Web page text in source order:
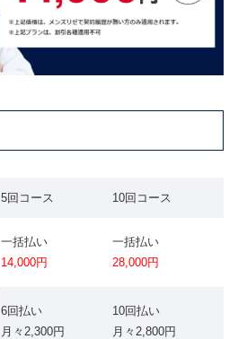
5回コース 10回コース
一括払い
14,000円
一括払い
28,000円
6回払い
月々2 ,300円
10回払い
月々2 ,800円